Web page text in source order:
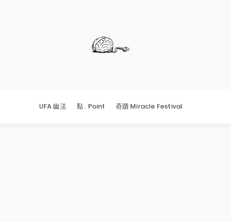
UFA 幽法 點 . Point 奇蹟 Miracle Festival